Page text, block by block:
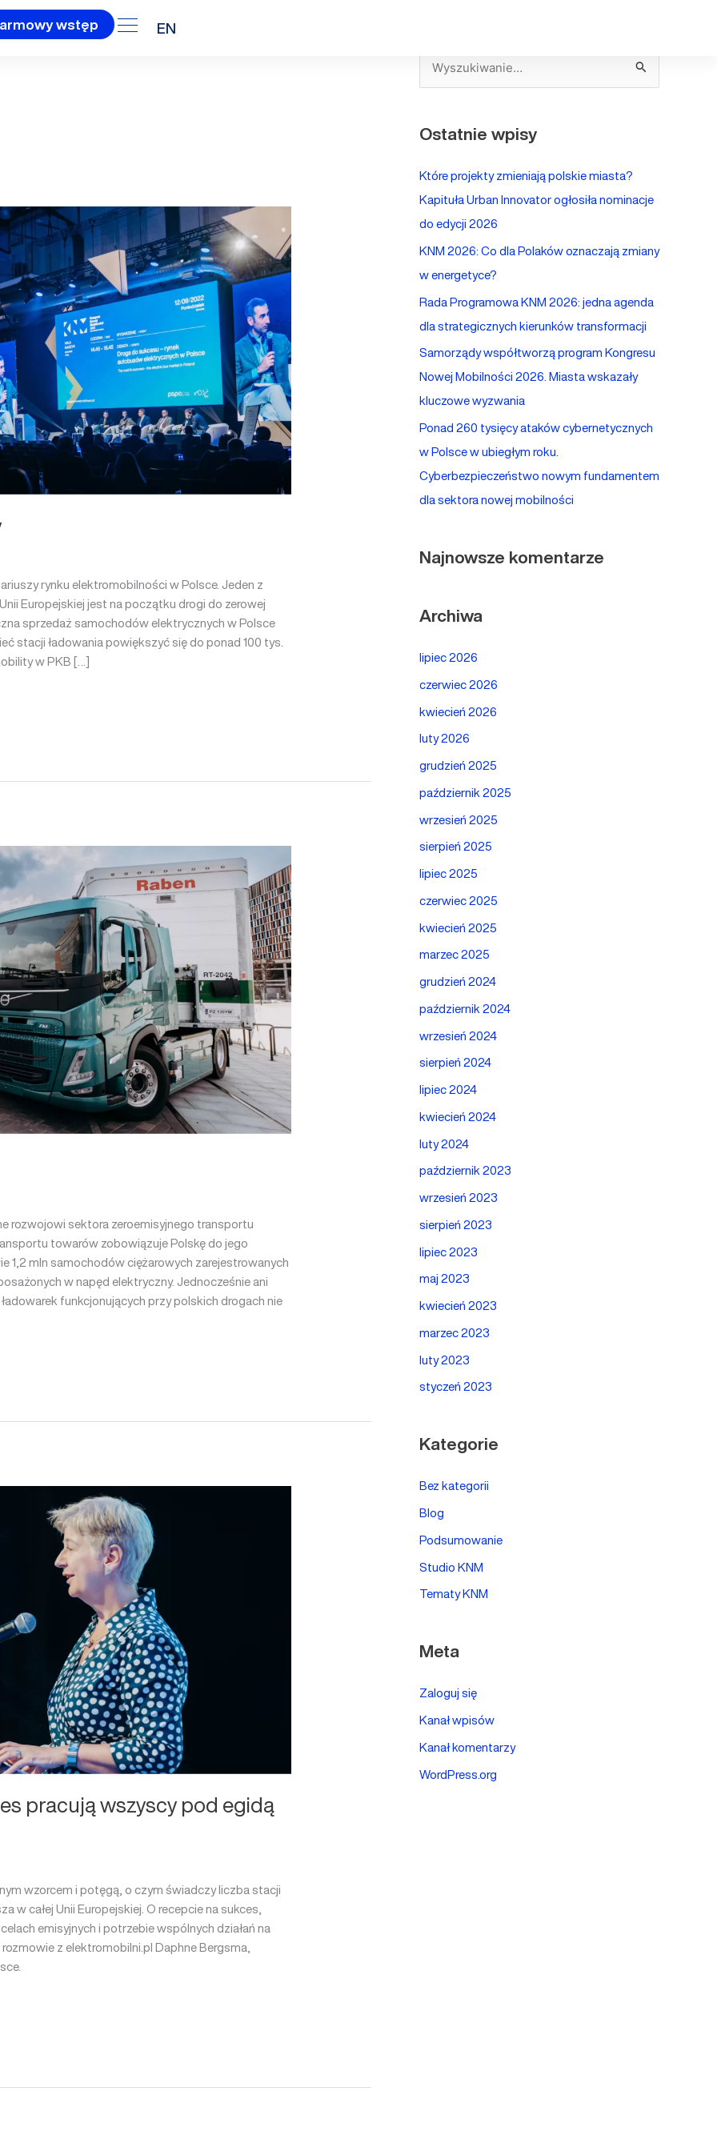
wstęp EN
rynku elektromobilności w Polsce. Jeden z
Europejskiej jest na początku drogi do zerowej
sprzedaż samochodów elektrycznych w Polsce
stacji ładowania powiększyć się do ponad 100 tys.
w PKB […]
rozwojowi sektora zeroemisyjnego transportu
towarów zobowiązuje Polskę do jego
1,2 mln samochodów ciężarowych zarejestrowanych
w napęd elektryczny. Jednocześnie ani
funkcjonujących przy polskich drogach nie
pracują wszyscy pod egidą
wzorcem i potęgą, o czym świadczy liczba stacji
w całej Unii Europejskiej. O recepcie na sukces,
emisyjnych i potrzebie wspólnych działań na
z elektromobilni.pl Daphne Bergsma,
z
k
Ostatnie wpisy
Które projekty zmieniają polskie miasta?
Kapituła Urban Innovator ogłosiła nominacje
do edycji 2026
KNM 2026: Co dla Polaków oznaczają zmiany
w energetyce?
Rada Programowa KNM 2026: jedna agenda
dla strategicznych kierunków transformacji
Samorządy współtworzą program Kongresu
Nowej Mobilności 2026. Miasta wskazały
kluczowe wyzwania
Ponad 260 tysięcy ataków cybernetycznych
w Polsce w ubiegłym roku.
Cyberbezpieczeństwo nowym fundamentem
dla sektora nowej mobilności
Najnowsze komentarze
Archiwa
lipiec 2026
czerwiec 2026
kwiecień 2026
luty 2026
grudzień 2025
październik 2025
wrzesień 2025
sierpień 2025
lipiec 2025
czerwiec 2025
kwiecień 2025
marzec 2025
grudzień 2024
październik 2024
wrzesień 2024
sierpień 2024
lipiec 2024
kwiecień 2024
luty 2024
październik 2023
wrzesień 2023
sierpień 2023
lipiec 2023
maj 2023
kwiecień 2023
marzec 2023
luty 2023
styczeń 2023
Kategorie
Bez kategorii
Blog
Podsumowanie
Studio KNM
Tematy KNM
Meta
Zaloguj się
Kanał wpisów
Kanał komentarzy
WordPress.org